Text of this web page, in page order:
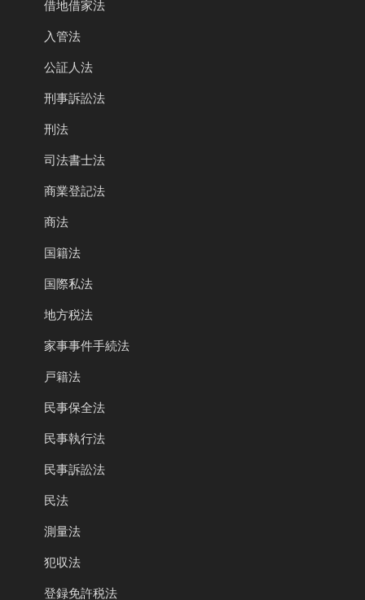
借地借家法
入管法
公証人法
刑事訴訟法
刑法
司法書士法
商業登記法
商法
国籍法
国際私法
地方税法
家事事件手続法
戸籍法
民事保全法
民事執行法
民事訴訟法
民法
測量法
犯収法
登録免許税法